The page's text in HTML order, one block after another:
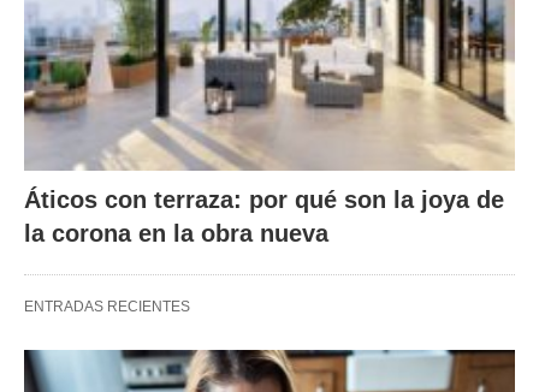
Áticos con terraza: por qué son la joya de
la corona en la obra nueva
ENTRADAS RECIENTES